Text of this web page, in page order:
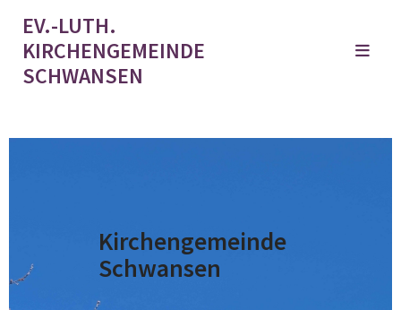
EV.-LUTH.
KIRCHENGEMEINDE
SCHWANSEN
Kirchengemeinde
Schwansen